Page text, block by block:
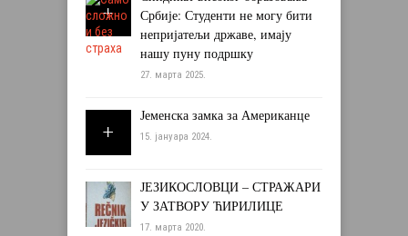
Србије: Студенти не могу бити
непријатељи државе, имају
нашу пуну подршку
27. марта 2025.
Јеменска замка за Американце
15. јануара 2024.
ЈЕЗИКОСЛОВЦИ – СТРАЖАРИ
У ЗАТВОРУ ЋИРИЛИЦЕ
17. марта 2020.